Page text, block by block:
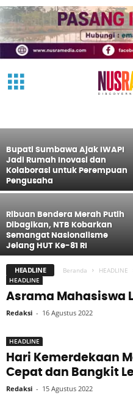
PEMERINTAHAN
PENDIDIKAN
Sekolah
Perebutan Jabatan
Bupati Sumbawa Ajak IWAPI
Jadi Rumah Inovasi dan
Kolaborasi untuk Perempuan
Pengusaha
Ribuan Bendera Merah Putih
Dibagikan, NTB Kobarkan
Semangat Nasionalisme
Jelang HUT Ke-81 RI
HEADLINE Beranda HEADLINE
HEADLINE
Asrama Mahasiswa
Redaksi - 16 Agustus 2022
HEADLINE
Hari Kemerdekaan
Cepat dan Bangkit
Redaksi - 15 Agustus 2022